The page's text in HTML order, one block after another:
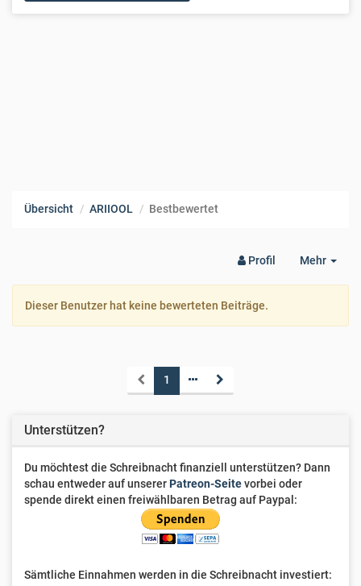
Übersicht ARIIOOL Bestbewertet
Mehr
Profil
Dieser Benutzer hat keine bewerteten Beiträge.
1
Unterstützen?
Du möchtest die Schreibnacht finanziell unterstützen? Dann
schau entweder auf unsererPatreon-Seitevorbei oder
spende direkt einen freiwählbaren Betrag auf Paypal:
Sämtliche Einnahmen werden in die Schreibnacht investiert: